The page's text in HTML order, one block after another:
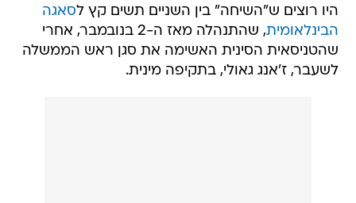
היו רוצים ש"השיחה" בין השניים תשים קץ לסאגה
הבינלאומית
, שהתנהלה מאז ה-2 בנובמבר, אחרי
שהטניסאית הסינית האשימה את סגן ראש הממשלה
לשעבר, ז'אנג גאולי, בתקיפה מינית.